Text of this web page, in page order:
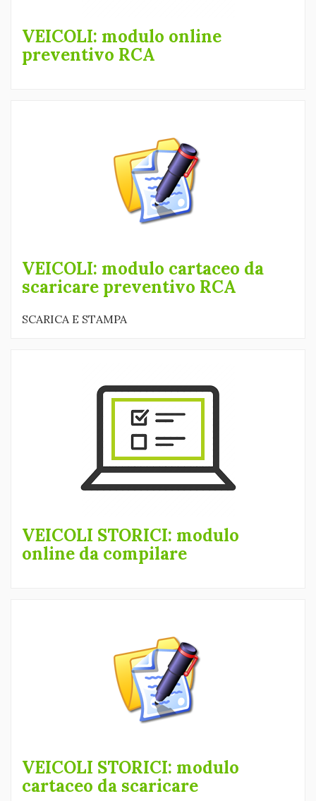
VEICOLI: modulo online
preventivo RCA
VEICOLI: modulo cartaceo da
scaricare preventivo RCA
SCARICA E STAMPA
VEICOLI STORICI: modulo
online da compilare
VEICOLI STORICI: modulo
cartaceo da scaricare